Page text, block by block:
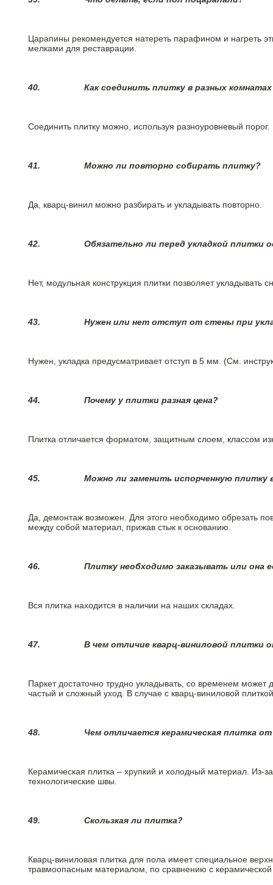
Царапины рекомендуется натереть парафином и нагреть
мелками для реставрации.
40. Как соединить плитку в разных
Соединить плитку можно, используя разноуровневый порог.
41. Можно ли повторно собирать плитку?
Да, кварц-винил можно разбирать и укладывать повторно.
42. Обязательно ли перед укладкой плитки
Нет, модульная конструкция плитки позволяет
43. Нужен или нет отступ от стены при
Нужен, укладка предусматривает отступ в 5 мм. (См.
44. Почему у плитки разная цена?
Плитка отличается форматом, защитным слоем, классом
45. Можно ли заменить испорченную плитку
Да, демонтаж возможен. Для этого необходимо обрезать
между собой материал, прижав стык к основанию.
46. Плитку необходимо заказывать или она
Вся плитка находится в наличии на наших складах.
47. В чем отличие кварц-виниловой плитки
Паркет достаточно трудно укладывать, со временем
частый и сложный уход. В случае с кварц-виниловой
48. Чем отличается керамическая плитка
Керамическая плитка – хрупкий и холодный материал. Из-
технологические швы.
49. Скользкая ли плитка?
Кварц-виниловая плитка для пола имеет специальное
травмоопасным материалом, по сравнению с